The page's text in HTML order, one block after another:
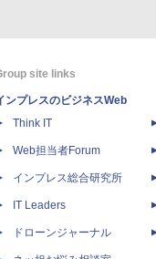
site links
ンプレスのビジネスWeb
Think IT
Web担当者Forum
インプレス総合研究所
IT Leaders
ドローンジャーナル